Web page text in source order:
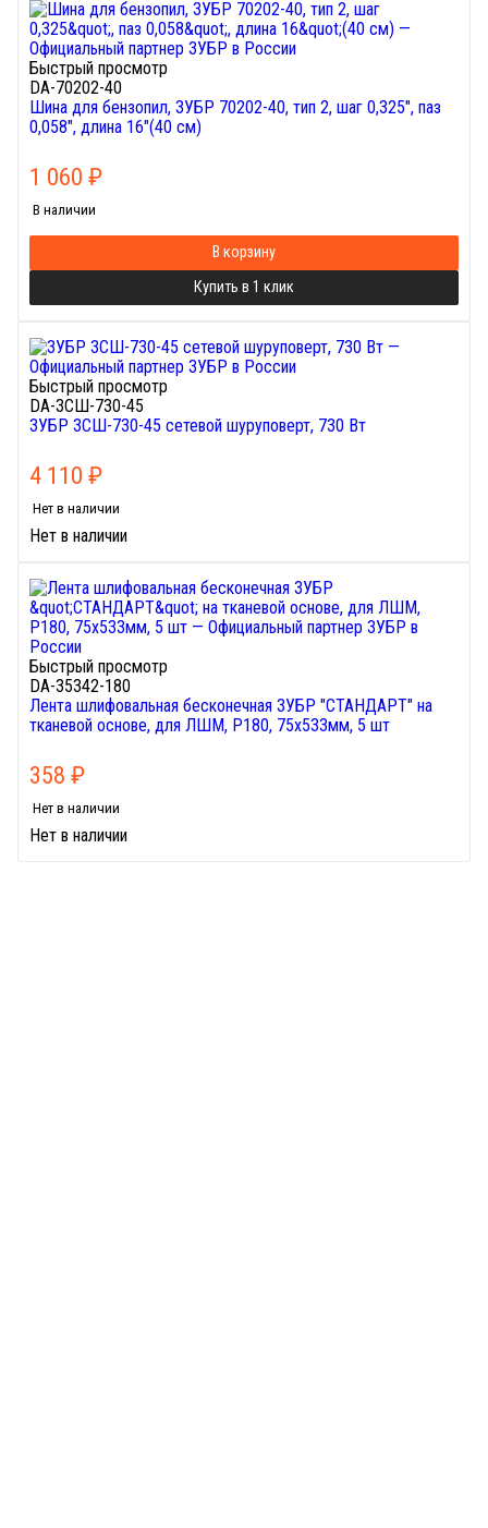
Быстрый просмотр
DA-70202-40
Шина для бензопил, ЗУБР 70202-40, тип 2, шаг 0,325", паз
0,058", длина 16"(40 см)
1 060 ₽
В наличии
В корзину
Купить в 1 клик
Быстрый просмотр
DA-ЗСШ-730-45
ЗУБР ЗСШ-730-45 сетевой шуруповерт, 730 Вт
4 110 ₽
Нет в наличии
Нет в наличии
Быстрый просмотр
DA-35342-180
Лента шлифовальная бесконечная ЗУБР "СТАНДАРТ" на
тканевой основе, для ЛШМ, P180, 75х533мм, 5 шт
358 ₽
Нет в наличии
Нет в наличии